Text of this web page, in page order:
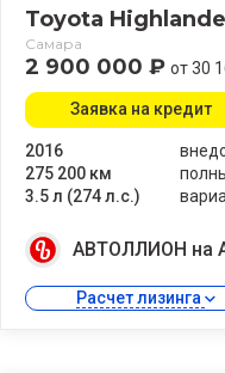
Toyota
Самара
2 900 000 ₽ от 30
2016
275 200 км
3.5 л (274 л.с.)
Заявка на кредит
АВТОЛЛИОН на
Расчет лизинга